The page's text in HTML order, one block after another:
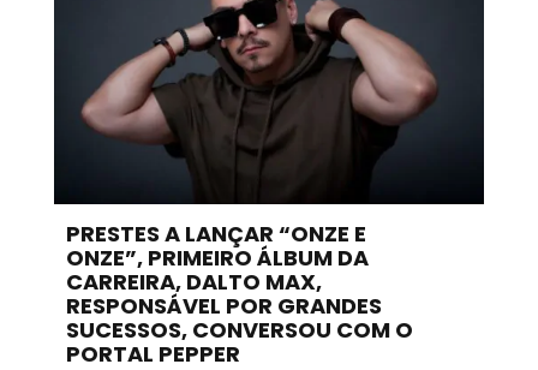
PRESTES A LANÇAR “ONZE E
ONZE”, PRIMEIRO ÁLBUM DA
CARREIRA, DALTO MAX,
RESPONSÁVEL POR GRANDES
SUCESSOS, CONVERSOU COM O
PORTAL PEPPER